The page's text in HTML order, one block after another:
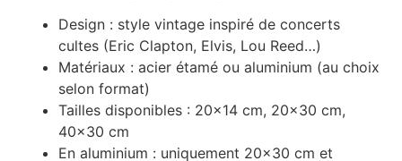
Design : style vintage inspiré de concerts
cultes (Eric Clapton, Elvis, Lou Reed…)
Matériaux : acier étamé ou aluminium (au choix
selon format)
Tailles disponibles : 20×14 cm, 20×30 cm,
40×30 cm
En aluminium : uniquement 20×30 cm et